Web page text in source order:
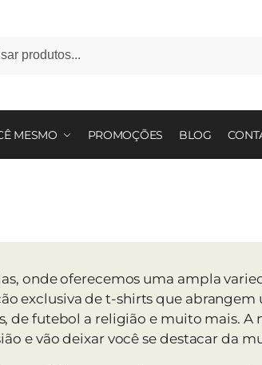
MESMO PROMOÇÕES BLOG
onde oferecemos uma ampla
exclusiva de t-shirts que
de futebol a religião e muito mais. A
e vão deixar você se destacar da